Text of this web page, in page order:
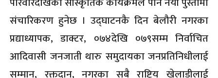
संचारिकरण हुनेछ । उद्घाटनकै दिन बेलौरी नगरका
प्रद्याध्यापक, डाक्टर, ०७४देखि ०७९सम्म निर्वाचित
आदिवासी जनजाती थारु समुदायका जनप्रतिनिधीलाई
सम्मान, रक्तदान, नगरका सबै राष्ट्रिय खेलाडीलाई